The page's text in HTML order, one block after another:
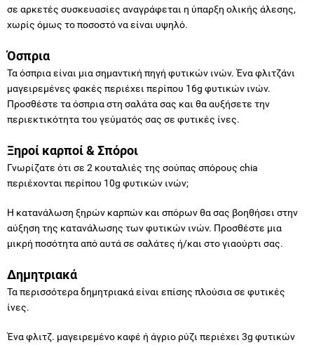
σε αρκετές συσκευασίες αναγράφεται η ύπαρξη ολικής άλεσης,
χωρίς όμως το ποσοστό να είναι υψηλό.
Όσπρια
Τα όσπρια είναι μια σημαντική πηγή φυτικών ινών. Ένα φλιτζάνι
μαγειρεμένες φακές περιέχει περίπου 16g φυτικών ινών.
Προσθέστε τα όσπρια στη σαλάτα σας και θα αυξήσετε την
περιεκτικότητα του γεύματός σας σε φυτικές ίνες.
Ξηροί καρποί & Σπόροι
Γνωρίζατε ότι σε 2 κουταλιές της σούπας σπόρους chia
περιέχονται περίπου 10g φυτικών ινών;
Η κατανάλωση ξηρών καρπών και σπόρων θα σας βοηθήσει στην
αύξηση της κατανάλωσης των φυτικών ινών. Προσθέστε μια
μικρή ποσότητα από αυτά σε σαλάτες ή/και στο γιαούρτι σας.
Δημητριακά
Τα περισσότερα δημητριακά είναι επίσης πλούσια σε φυτικές
ίνες.
Ένα φλιτζ. μαγειρεμένο καφέ ή άγριο ρύζι περιέχει 3g φυτικών